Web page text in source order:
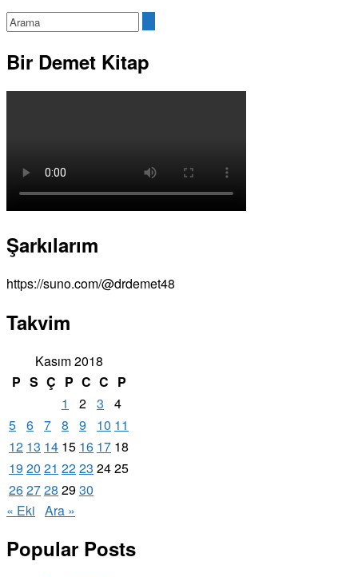
Bir Demet Kitap
Şarkılarım
https://suno.com/@drdemet48
Takvim
Kasım 2018
P S Ç P C C P
1
2 3
4
5 6 7 8 9 10 11
12 13 14 15 16 17 18
19 20 21 2223 2425
262728 2930
« Eki Ara »
Popular Posts